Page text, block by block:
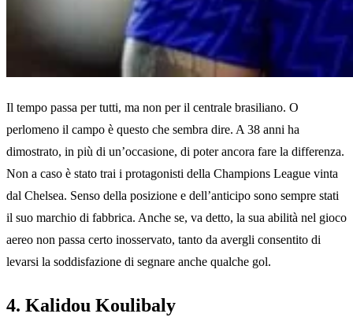
Il tempo passa per tutti, ma non per il centrale brasiliano. O
perlomeno il campo è questo che sembra dire. A 38 anni ha
dimostrato, in più di un’occasione, di poter ancora fare la differenza.
Non a caso è stato trai i protagonisti della Champions League vinta
dal Chelsea. Senso della posizione e dell’anticipo sono sempre stati
il suo marchio di fabbrica. Anche se, va detto, la sua abilità nel gioco
aereo non passa certo inosservato, tanto da avergli consentito di
levarsi la soddisfazione di segnare anche qualche gol.
4. Kalidou Koulibaly